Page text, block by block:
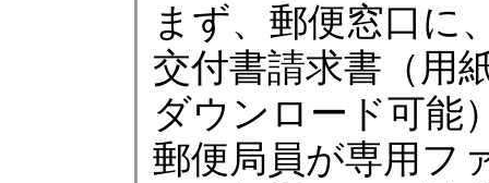
まず、郵便窓口に
交付書請求書（用
ダウンロード可能
郵便局員が専用フ